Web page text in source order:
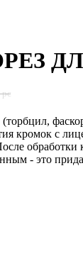
pc
кромок с
обработки
- это